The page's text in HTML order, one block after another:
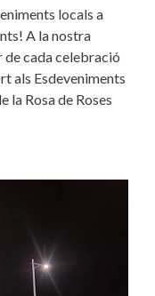
locals a
A la nostra
de cada celebració
als Esdeveniments
la Rosa de Roses